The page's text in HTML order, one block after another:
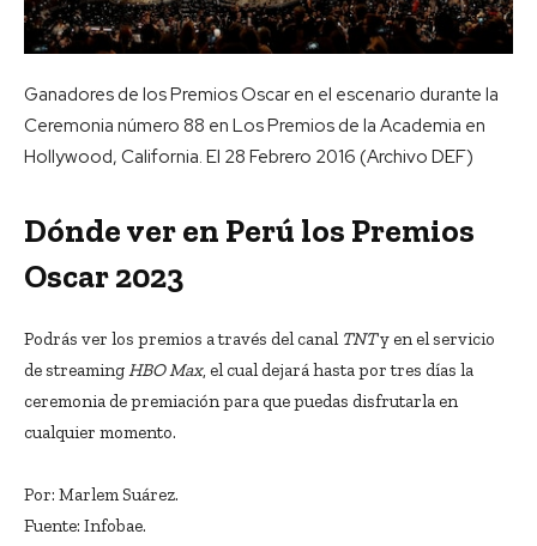
Ganadores de los Premios Oscar en el escenario durante la
Ceremonia número 88 en Los Premios de la Academia en
Hollywood, California. El 28 Febrero 2016 (Archivo DEF)
Dónde ver en Perú los Premios
Oscar 2023
Podrás ver los premios a través del canal TNTy en el servicio
de streamingHBO Max, el cual dejará hasta por tres días la
ceremonia de premiación para que puedas disfrutarla en
cualquier momento.
Por: Marlem Suárez.
Fuente: Infobae.